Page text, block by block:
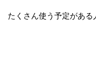
たくさん使う予定がある